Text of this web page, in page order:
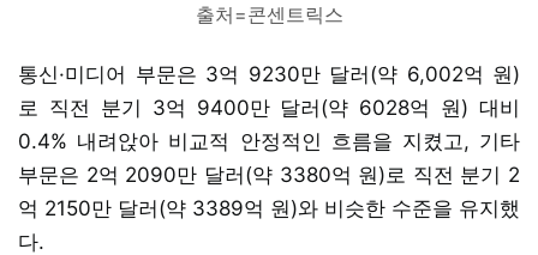
출처=콘센트릭스
통신·미디어 부문은 3억 9230만 달러(약 6,002억 원)
로 직전 분기 3억 9400만 달러(약 6028억 원) 대비
0.4% 내려앉아 비교적 안정적인 흐름을 지켰고, 기타
부문은 2억 2090만 달러(약 3380억 원)로 직전 분기 2
억 2150만 달러(약 3389억 원)와 비슷한 수준을 유지했
다.